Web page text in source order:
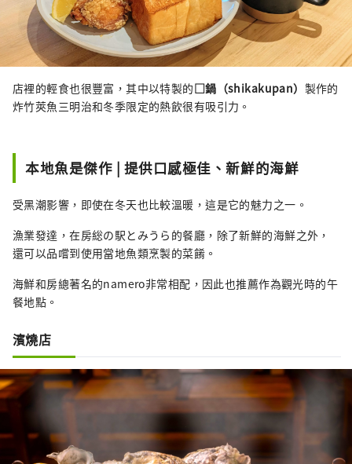
店裡的輕食也很豐富，其中以特製的□鍋（shikakupan） 製作的
炸竹莢魚三明治和冬季限定的熱飲很有吸引力。
本地魚是傑作 | 提供口感極佳、新鮮的海鮮
受黑潮影響，即使在冬天也比較溫暖，這是它的魅力之一。
漁業發達，在房総の駅とみうら的餐廳，除了新鮮的海鮮之外，
還可以品嚐到使用當地魚類烹製的菜餚。
海鮮和房總著名的namero非常相配，因此也推薦作為觀光時的午
餐地點。
濱燒店